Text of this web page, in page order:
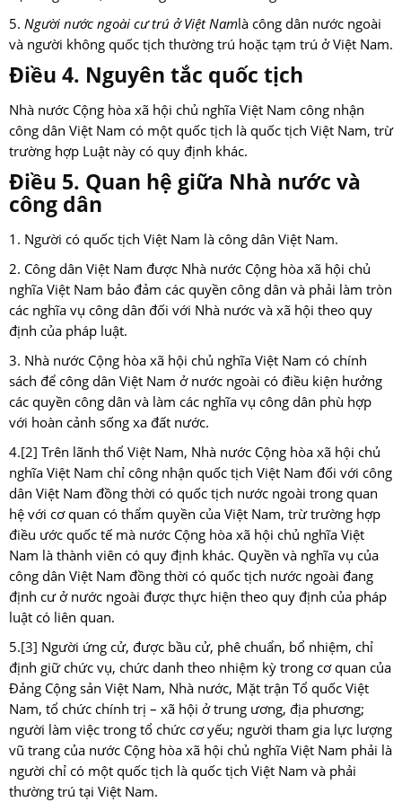
5. Người nước ngoài cư trú ở Việt Namlà công dân nước ngoài
và người không quốc tịch thường trú hoặc tạm trú ở Việt Nam.
Điều 4. Nguyên tắc quốc tịch
Nhà nước Cộng hòa xã hội chủ nghĩa Việt Nam công nhận
công dân Việt Nam có một quốc tịch là quốc tịch Việt Nam, trừ
trường hợp Luật này có quy định khác.
Điều 5. Quan hệ giữa Nhà nước và
công dân
1. Người có quốc tịch Việt Nam là công dân Việt Nam.
2. Công dân Việt Nam được Nhà nước Cộng hòa xã hội chủ
nghĩa Việt Nam bảo đảm các quyền công dân và phải làm tròn
các nghĩa vụ công dân đối với Nhà nước và xã hội theo quy
định của pháp luật.
3. Nhà nước Cộng hòa xã hội chủ nghĩa Việt Nam có chính
sách để công dân Việt Nam ở nước ngoài có điều kiện hưởng
các quyền công dân và làm các nghĩa vụ công dân phù hợp
với hoàn cảnh sống xa đất nước.
4.[2] Trên lãnh thổ Việt Nam, Nhà nước Cộng hòa xã hội chủ
nghĩa Việt Nam chỉ công nhận quốc tịch Việt Nam đối với công
dân Việt Nam đồng thời có quốc tịch nước ngoài trong quan
hệ với cơ quan có thẩm quyền của Việt Nam, trừ trường hợp
điều ước quốc tế mà nước Cộng hòa xã hội chủ nghĩa Việt
Nam là thành viên có quy định khác. Quyền và nghĩa vụ của
công dân Việt Nam đồng thời có quốc tịch nước ngoài đang
định cư ở nước ngoài được thực hiện theo quy định của pháp
luật có liên quan.
5.[3] Người ứng cử, được bầu cử, phê chuẩn, bổ nhiệm, chỉ
định giữ chức vụ, chức danh theo nhiệm kỳ trong cơ quan của
Đảng Cộng sản Việt Nam, Nhà nước, Mặt trận Tổ quốc Việt
Nam, tổ chức chính trị – xã hội ở trung ương, địa phương;
người làm việc trong tổ chức cơ yếu; người tham gia lực lượng
vũ trang của nước Cộng hòa xã hội chủ nghĩa Việt Nam phải là
người chỉ có một quốc tịch là quốc tịch Việt Nam và phải
thường trú tại Việt Nam.